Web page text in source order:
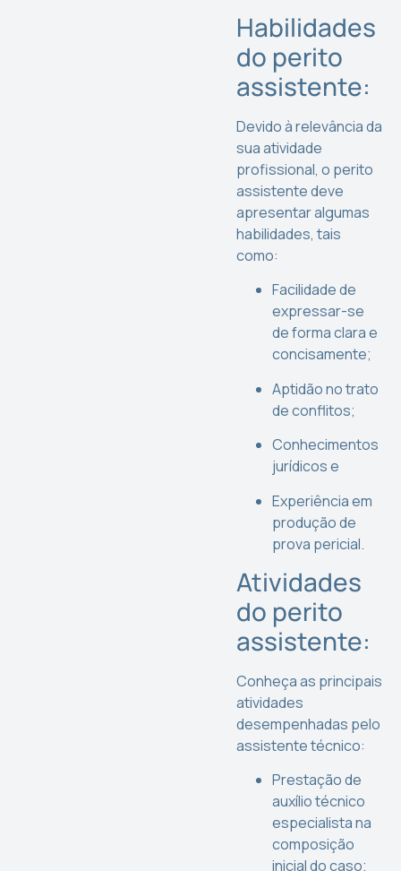
Habilidades
do perito
assistente:
Devido à relevância da
sua atividade
profissional, o perito
assistente deve
apresentar algumas
habilidades, tais
como:
Facilidade de
expressar-se
de forma clara e
concisamente;
Aptidão no trato
de conflitos;
Conhecimentos
jurídicos e
Experiência em
produção de
prova pericial.
Atividades
do perito
assistente:
Conheça as principais
atividades
desempenhadas pelo
assistente técnico:
Prestação de
auxílio técnico
especialista na
composição
inicial do caso;